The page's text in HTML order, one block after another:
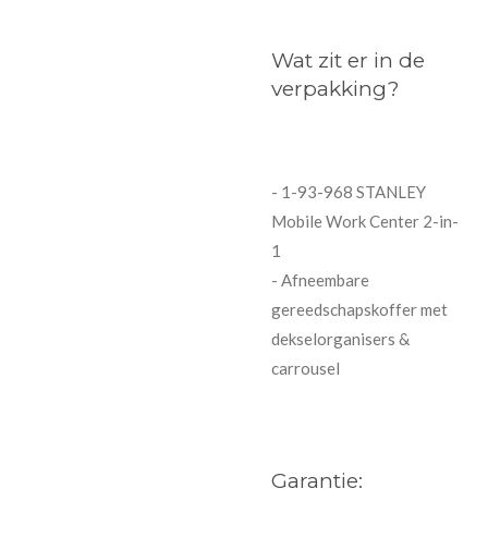
Wat zit er in de
verpakking?
- 1-93-968 STANLEY
Mobile Work Center 2-in-
1
- Afneembare
gereedschapskoffer met
dekselorganisers &
carrousel
Garantie: